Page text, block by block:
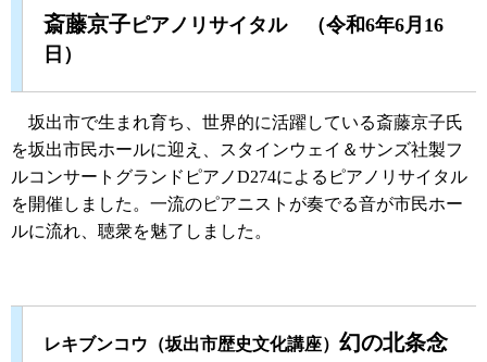
斎藤京子ピアノリサイタル （令和6年6月16
日）
坂出市で生まれ育ち、世界的に活躍している斎藤京子氏
を坂出市民ホールに迎え、スタインウェイ＆サンズ社製フ
ルコンサートグランドピアノD274によるピアノリサイタル
を開催しました。一流のピアニストが奏でる音が市民ホー
ルに流れ、聴衆を魅了しました。
レキブンコウ（坂出市歴史文化講座） 幻の北条念